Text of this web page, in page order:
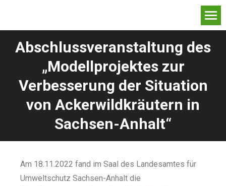
Abschlussveranstaltung des
„Modellprojektes zur
Verbesserung der Situation
von Ackerwildkräutern in
Sachsen-Anhalt“
Am 18.11.2022 fand im Saal des Landesamtes für
Umweltschutz Sachsen-Anhalt die